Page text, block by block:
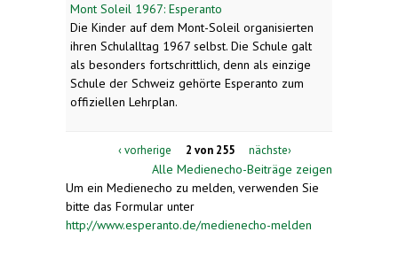
Mont Soleil 1967: Esperanto
Die Kinder auf dem Mont-Soleil organisierten
ihren Schulalltag 1967 selbst. Die Schule galt
als besonders fortschrittlich, denn als einzige
Schule der Schweiz gehörte Esperanto zum
offiziellen Lehrplan.
‹ vorherige 2 von 255 nächste›
Alle Medienecho-Beiträge zeigen
Um ein Medienecho zu melden, verwenden Sie
bitte das Formular unter
http://www.esperanto.de/medienecho-melden